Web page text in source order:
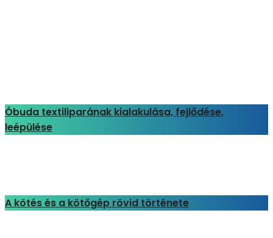
Óbuda textiliparának kialakulása, fejlődése,
leépülése
A kötés és a kötőgép rövid története